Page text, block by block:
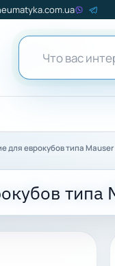
для еврокубов типа Mauser
типа